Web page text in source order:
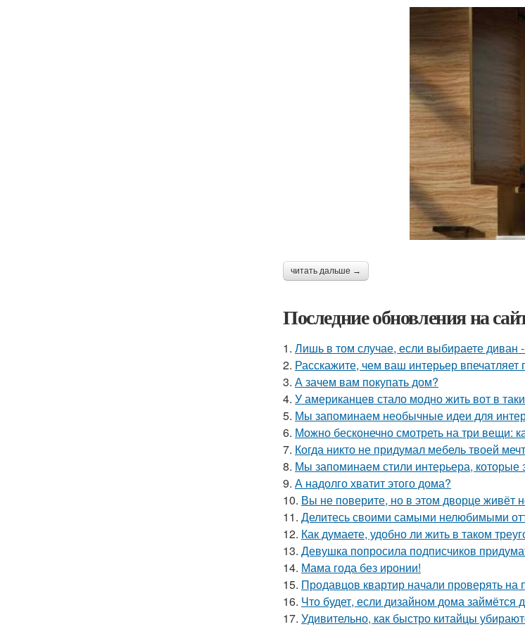
читать дальше →
Последние обновления на
1. Лишь в том случае, если выбираете диван
2. Расскажите, чем ваш интерьер впечатляет
3. А зачем вам покупать дом?
4. У американцев стало модно жить вот в
5. Мы запоминаем необычные идеи для
6. Можно бесконечно смотреть на три вещи:
7. Когда никто не придумал мебель твоей
8. Мы запоминаем стили интерьера, которые
9. А надолго хватит этого дома?
10. Вы не поверите, но в этом дворце живёт
11. Делитесь своими самыми нелюбимыми
12. Как думаете, удобно ли жить в таком
13. Девушка попросила подписчиков
14. Мама года без иронии!
15. Продавцов квартир начали проверять
16. Что будет, если дизайном дома займётся
17. Удивительно, как быстро китайцы